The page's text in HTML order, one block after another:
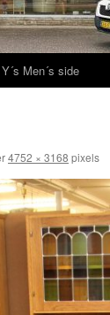
Y´s Men´s side
4752 × 3168 pixels